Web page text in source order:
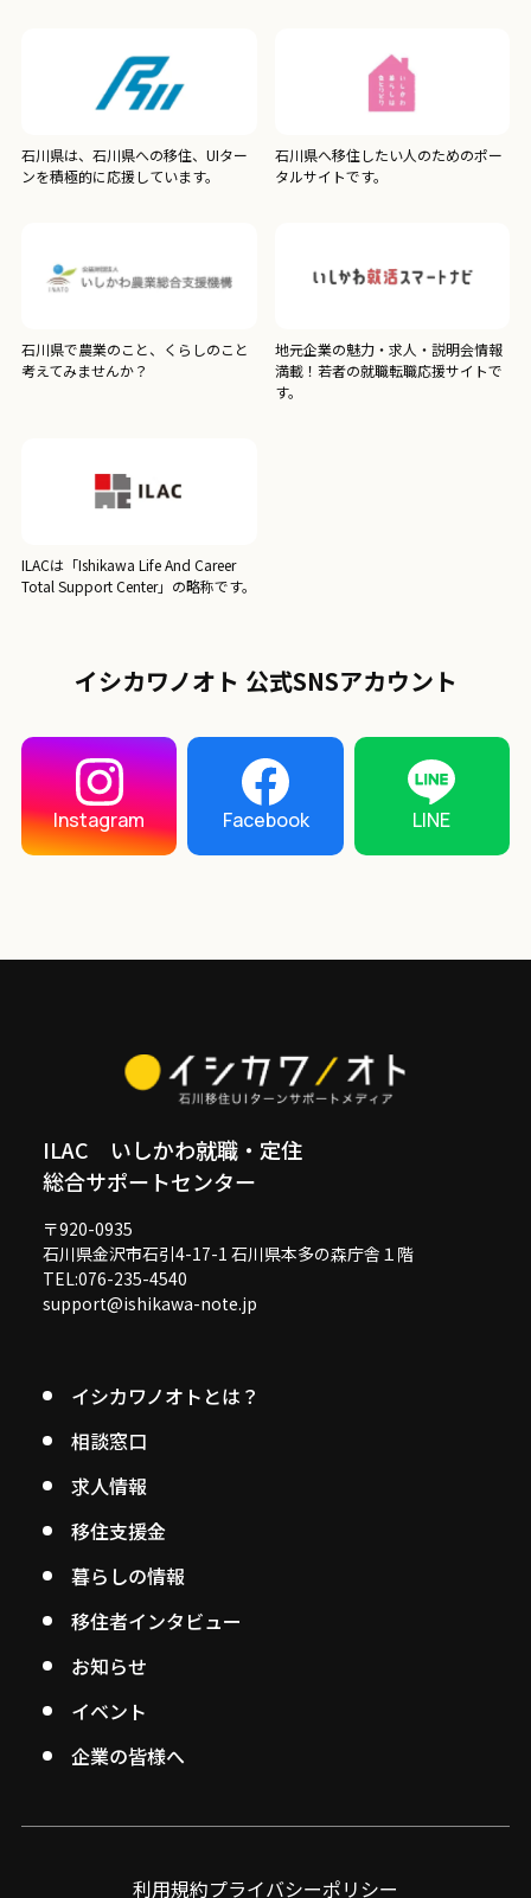
石川県は、石川県への移住、UIター
ンを積極的に応援しています。
石川県へ移住したい人のためのポー
タルサイトです。
石川県で農業のこと、くらしのこと
考えてみませんか？
地元企業の魅力・求人・説明会情報
満載！若者の就職転職応援サイトで
す。
ILACは「Ishikawa Life And Career
Total Support Center」の略称です。
イシカワノオト 公式SNSアカウント
Instagram Facebook LINE
ILAC いしかわ就職・定住
総合サポートセンター
〒920-0935
石川県金沢市石引4-17-1 石川県本多の森庁舎１階
TEL:076-235-4540
support@ishikawa-note.jp
イシカワノオトとは？
相談窓口
求人情報
移住支援金
暮らしの情報
移住者インタビュー
お知らせ
イベント
企業の皆様へ
利用規約プライバシーポリシー